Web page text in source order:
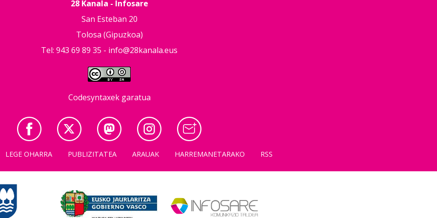
28 Kanala - Infosare
San Esteban 20
Tolosa (Gipuzkoa)
Tel: 943 69 89 35 - info@28kanala.eus
Codesyntaxek garatua
LEGE OHARRA PUBLIZITATEA ARAUAK HARREMANETARAKO RSS